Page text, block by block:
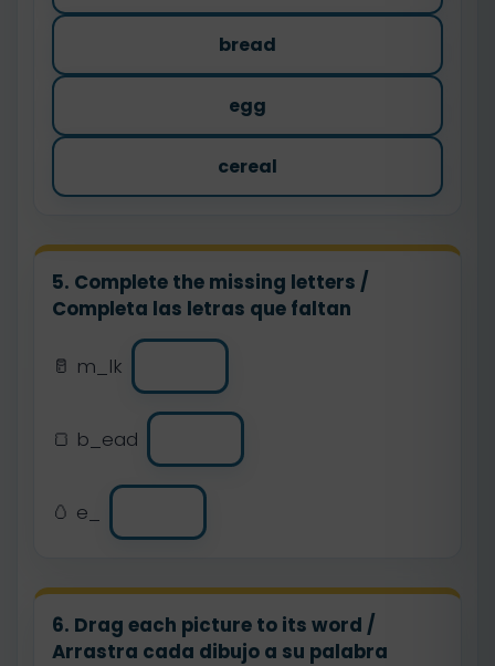
bread
egg
cereal
5. Complete the missing letters /
Completa las letras que faltan
🥛 m_lk
🍞 b_ead
🥚 e_
6. Drag each picture to its word /
Arrastra cada dibujo a su palabra